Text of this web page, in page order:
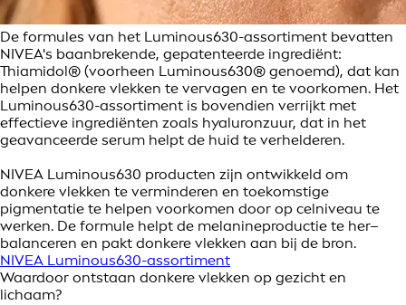
De formules van het Luminous630-assortiment bevatten
NIVEA's baanbrekende, gepatenteerde ingrediënt:
Thiamidol® (voorheen Luminous630® genoemd), dat kan
helpen donkere vlekken te vervagen en te voorkomen. Het
Luminous630-assortiment is bovendien verrijkt met
effectieve ingrediënten zoals hyaluronzuur, dat in het
geavanceerde serum helpt de huid te verhelderen.
NIVEA Luminous630 producten zijn ontwikkeld om
donkere vlekken te verminderen en toekomstige
pigmentatie te helpen voorkomen door op celniveau te
werken. De formule helpt de melanineproductie te her–
balanceren en pakt donkere vlekken aan bij de bron.
NIVEA Luminous630-assortiment
Waardoor ontstaan donkere vlekken op gezicht en
lichaam?